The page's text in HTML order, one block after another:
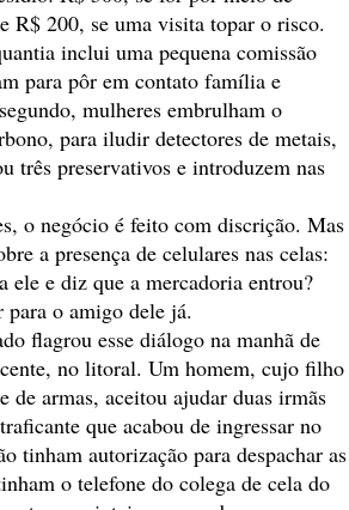
R$ 200, se uma visita topar o risco.
inclui uma pequena comissão
para pôr em contato família e
mulheres embrulham o
para iludir detectores de metais,
três preservativos e introduzem nas
o negócio é feito com discrição. Mas
a presença de celulares nas celas:
ele e diz que a mercadoria entrou?
o amigo dele já.
flagrou esse diálogo na manhã de
no litoral. Um homem, cujo filho
de armas, aceitou ajudar duas irmãs
que acabou de ingressar no
tinham autorização para despachar as
o telefone do colega de cela do